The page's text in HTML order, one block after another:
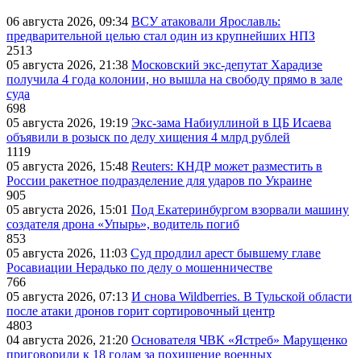
06 августа 2026, 09:34 ВСУ атаковали Ярославль:
предварительной целью стал один из крупнейших НПЗ
2513
05 августа 2026, 21:38 Московский экс-депутат Харадизе
получила 4 года колонии, но вышла на свободу прямо в зале
суда
698
05 августа 2026, 19:19 Экс-зама Набиуллиной в ЦБ Исаева
объявили в розыск по делу хищения 4 млрд рублей
1119
05 августа 2026, 15:48 Reuters: КНДР может разместить в
России ракетное подразделение для ударов по Украине
905
05 августа 2026, 15:01 Под Екатеринбургом взорвали машину
создателя дрона «Упырь», водитель погиб
853
05 августа 2026, 11:03 Суд продлил арест бывшему главе
Росавиации Нерадько по делу о мошенничестве
766
05 августа 2026, 07:13 И снова Wildberries. В Тульской области
после атаки дронов горит сортировочный центр
4803
04 августа 2026, 21:20 Основателя ЧВК «Ястреб» Марущенко
приговорили к 18 годам за похищение военных